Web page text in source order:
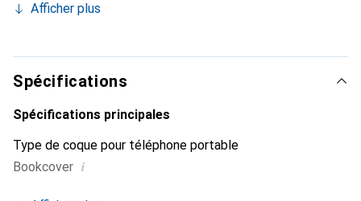
devient l'accessoire chic et indispensable pour votre
internationalement pour ses produits de haute qualité et
constitue un choix fiable pour une clientèle exigeante.
Afficher plus
Spécifications
Spécifications principales
Type de coque pour téléphone portable
Bookcover i